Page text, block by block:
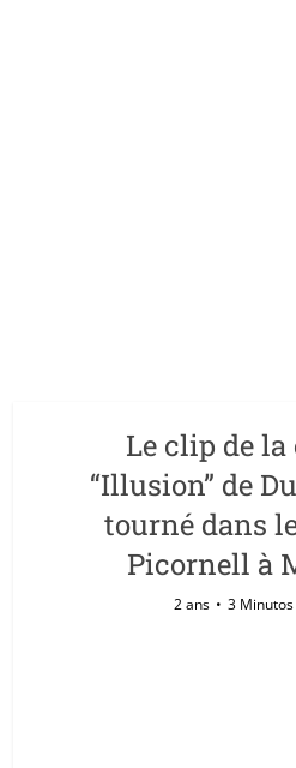
Le clip de
“Illusion” de
tourné dans
Picornell à
2 ans 3